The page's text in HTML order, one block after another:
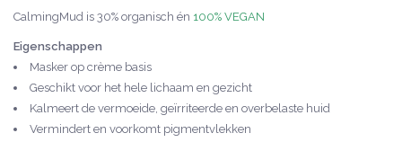
CalmingMud is 30% organisch én 100% VEGAN
Eigenschappen
Masker op crème basis
Geschikt voor het hele lichaam en gezicht
Kalmeert de vermoeide, geïrriteerde en overbelaste huid
Vermindert en voorkomt pigmentvlekken